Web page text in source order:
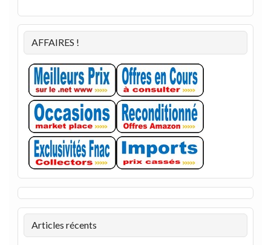
AFFAIRES !
Articles récents